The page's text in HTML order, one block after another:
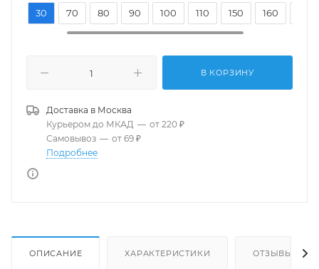
30 70 80 90 100 110 150 160
В КОРЗИНУ
Доставка в Москва
Курьером до МКАД — от 220 ₽
Самовывоз — от 69 ₽
Подробнее
ОПИСАНИЕ ХАРАКТЕРИСТИКИ ОТЗЫВЫ